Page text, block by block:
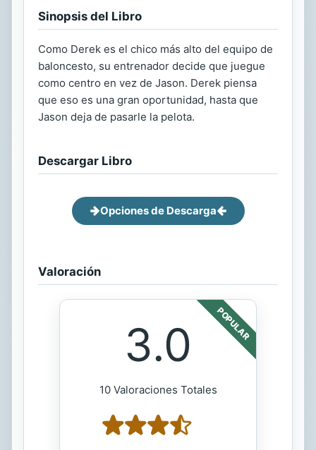
Sinopsis del Libro
Como Derek es el chico más alto del equipo de
baloncesto, su entrenador decide que juegue
como centro en vez de Jason. Derek piensa
que eso es una gran oportunidad, hasta que
Jason deja de pasarle la pelota.
Descargar Libro
Opciones de Descarga
Valoración
POPULAR
3.0
10 Valoraciones Totales